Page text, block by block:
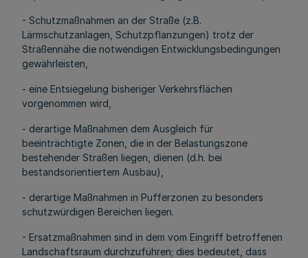
- Schutzmaßnahmen an der Straße (z.B.
Lärmschutzanlagen, Schutzpflanzungen) trotz der
Straßennähe die notwendigen Entwicklungsbedingungen
gewährleisten,
- eine Entsiegelung bisheriger Verkehrsflächen
vorgenommen wird,
- derartige Maßnahmen dem Ausgleich für
beeinträchtigte Zonen, die in der Belastungszone
bestehender Straßen liegen, dienen (d.h. bei
bestandsorientiertem Ausbau),
- derartige Maßnahmen in Pufferzonen zu besonders
schutzwürdigen Bereichen liegen.
- Ersatzmaßnahmen sind in dem vom Eingriff betroffenen
Landschaftsraum durchzuführen; dies bedeutet, dass